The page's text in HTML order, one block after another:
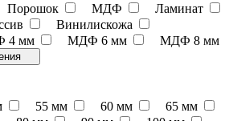
Порошок МДФ
Ламинат
Винилискожа
4 мм МДФ 6 мм МДФ 8 мм
55 мм 60 мм
65 мм